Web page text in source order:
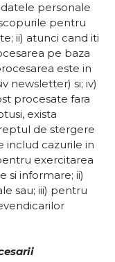
personale
pentru
ii) atunci cand iti
pe baza
este in
newsletter) si; iv)
procesate fara
exista
de stergere
includ cazurile in
exercitarea
si informare; ii)
sau; iii) pentru